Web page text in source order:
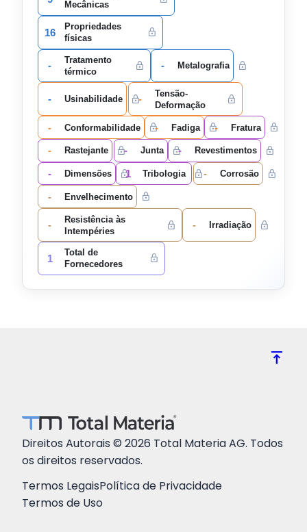
Mecânicas
16
Propriedades
físicas
-
Tratamento
térmico
- Metalografia
- Usinabilidade -
Tensão-
Deformação
- Conformabilidade - Fadiga - Fratura
- Rastejante - Junta - Revestimentos
- Dimensões 1 Tribologia - Corrosão
- Envelhecimento
-
Resistência às
Intempéries
- Irradiação
1
Total de
Fornecedores
vertical_align_top
Direitos Autorais © 2026 Total Materia AG. Todos
os direitos reservados.
Termos LegaisPolítica de Privacidade
Termos de Uso